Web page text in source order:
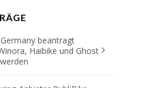
beantragt
Haibike und Ghost